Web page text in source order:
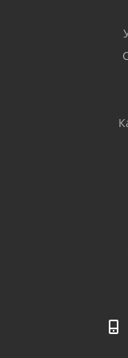
Балаково, ул.
Октябрьский,
Азнакаево, ул.
Стерлитамак,
Магнитогорск,